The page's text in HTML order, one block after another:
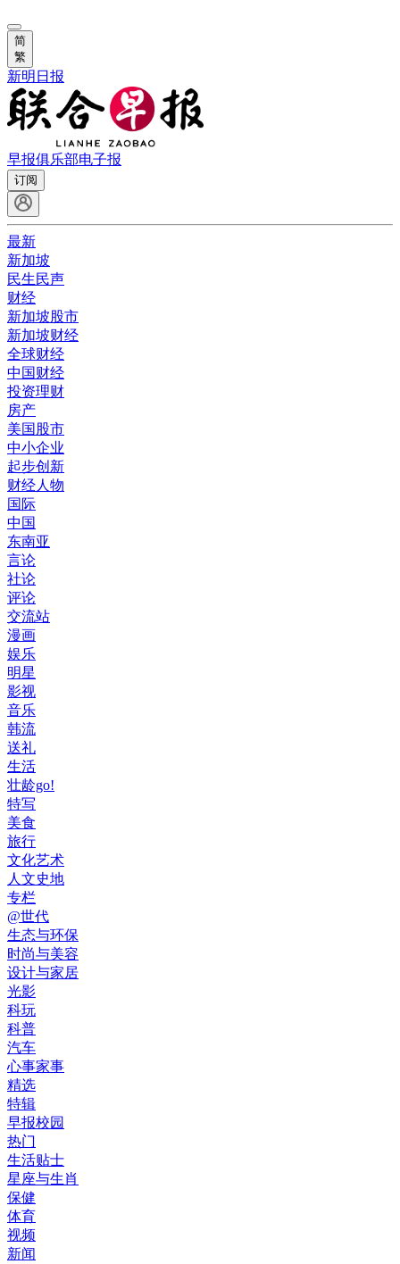
简
繁
新明日报
早报俱乐部电子报
订阅
最新
新加坡
民生民声
财经
新加坡股市
新加坡财经
全球财经
中国财经
投资理财
房产
美国股市
中小企业
起步创新
财经人物
国际
中国
东南亚
言论
社论
评论
交流站
漫画
娱乐
明星
影视
音乐
韩流
送礼
生活
壮龄go!
特写
美食
旅行
文化艺术
人文史地
专栏
@世代
生态与环保
时尚与美容
设计与家居
光影
科玩
科普
汽车
心事家事
精选
特辑
早报校园
热门
生活贴士
星座与生肖
保健
体育
视频
新闻